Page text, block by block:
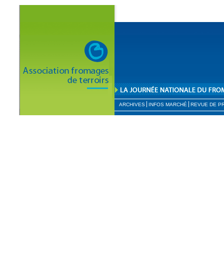
ARCHIVES INFOS MARCHÉ REVUE DE